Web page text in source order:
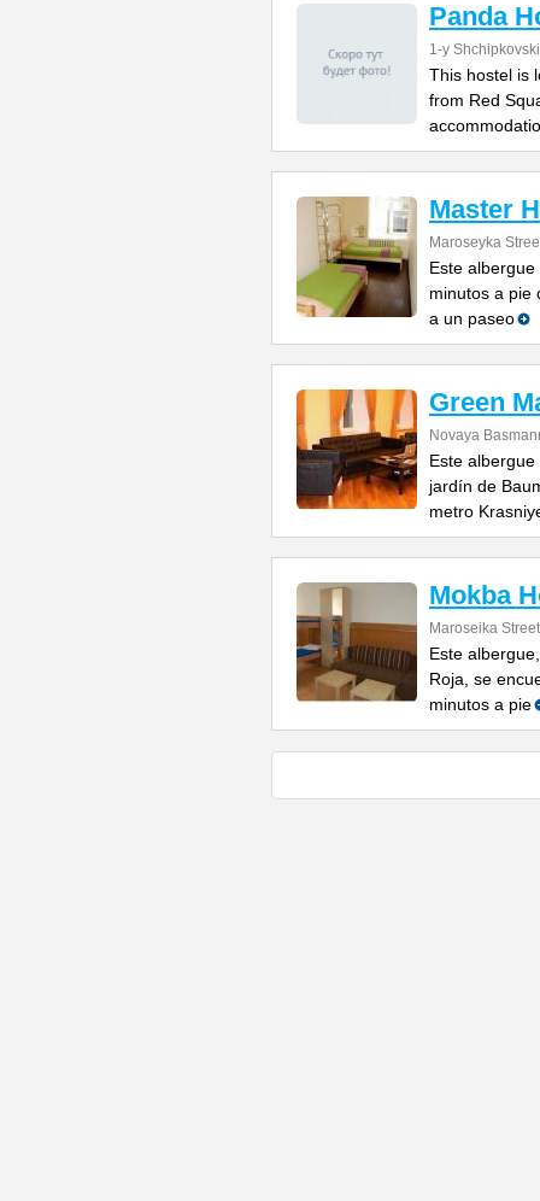
Panda
1-y
This hostel is
from Red
Master
Maroseyka
Este
minutos a pie
a un paseo
Green
Novaya
Este
jardín de
metro
Mokba
Maroseika
Este
Roja, se
minutos a pie